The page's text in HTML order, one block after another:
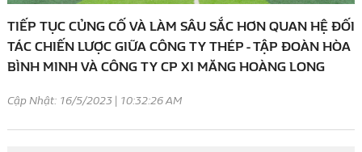
TIẾP TỤC CỦNG CỐ VÀ LÀM SÂU SẮC HƠN QUAN HỆ ĐỐI
TÁC CHIẾN LƯỢC GIỮA CÔNG TY THÉP - TẬP ĐOÀN HÒA
BÌNH MINH VÀ CÔNG TY CP XI MĂNG HOÀNG LONG
Cập Nhật: 16/5/2023 | 10:32:26 AM